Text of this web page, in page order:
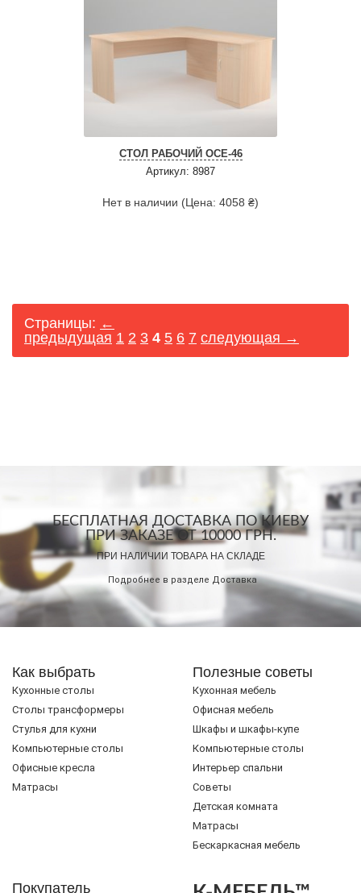
СТОЛ РАБОЧИЙ ОСЕ-46
Артикул: 8987
Нет в наличии (Цена: 4058 ₴)
Страницы: ←
предыдущая 1 2 3 4 5 6 7 следующая →
БЕСПЛАТНАЯ ДОСТАВКА ПО КИЕВУ
ПРИ ЗАКАЗЕ ОТ 10000 ГРН.
ПРИ НАЛИЧИИ ТОВАРА НА СКЛАДЕ
Подробнее в разделе Доставка
Как выбрать
Кухонные столы
Cтолы трансформеры
Стулья для кухни
Компьютерные столы
Офисные кресла
Матрасы
Полезные советы
Кухонная мебель
Офисная мебель
Шкафы и шкафы-купе
Компьютерные столы
Интерьер спальни
Советы
Детская комната
Матрасы
Бескаркасная мебель
Покупатель